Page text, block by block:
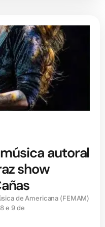
autoral
show
de Americana (FEMAM)
e 9 de